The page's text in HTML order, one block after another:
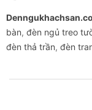
bàn, đèn ngủ treo
đèn thả trần, đèn